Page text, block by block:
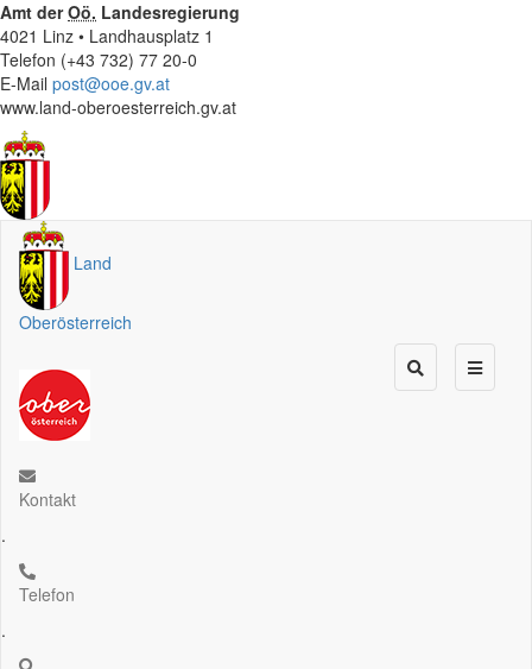
Amt derOö. Landesregierung
4021 Linz • Landhausplatz 1
Telefon (+43 732) 77 20-0
E-Mail post@ooe.gv.at
www.land-oberoesterreich.gv.at
Land
Oberösterreich
Kontakt
.
Telefon
.